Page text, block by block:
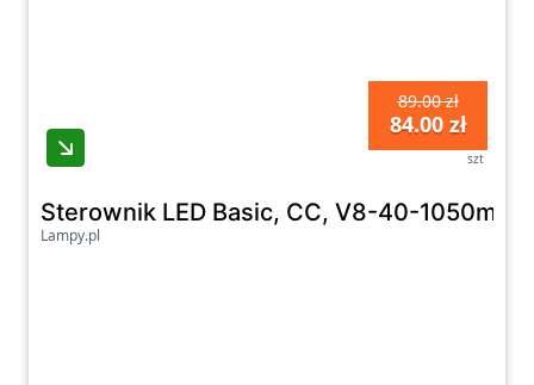
89.00 zł
84.00 zł
szt
Sterownik LED Basic, CC, V8-40-1050mA/
Lampy.pl